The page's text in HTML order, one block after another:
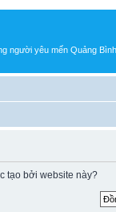
người yêu mến Quảng Bình
tạo bởi website này?